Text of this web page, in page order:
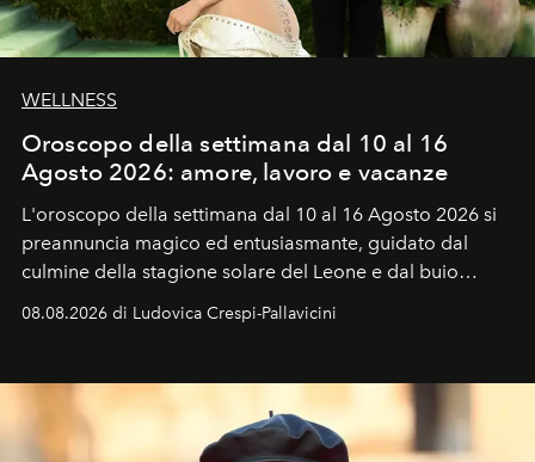
WELLNESS
Oroscopo della settimana dal 10 al 16
Agosto 2026: amore, lavoro e vacanze
L'oroscopo della settimana dal 10 al 16 Agosto 2026 si
preannuncia magico ed entusiasmante, guidato dal
culmine della stagione solare del Leone e dal buio
favorevole della Luna nuova in Leone del 12 agosto,
ideale per la notte delle Perseidi.
08.08.2026 di Ludovica Crespi-Pallavicini